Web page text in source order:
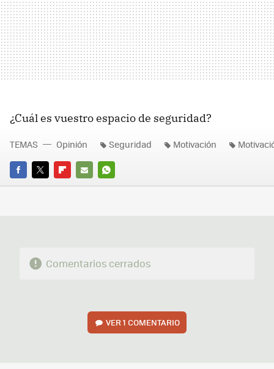
¿Cuál es vuestro espacio de seguridad?
FACEBOOK
TWITTERFLIPBOARD
E-
WHATSAPP
TEMAS Opinión Seguridad Motivación
Comentarios cerrados
VER1 COMENTARIO